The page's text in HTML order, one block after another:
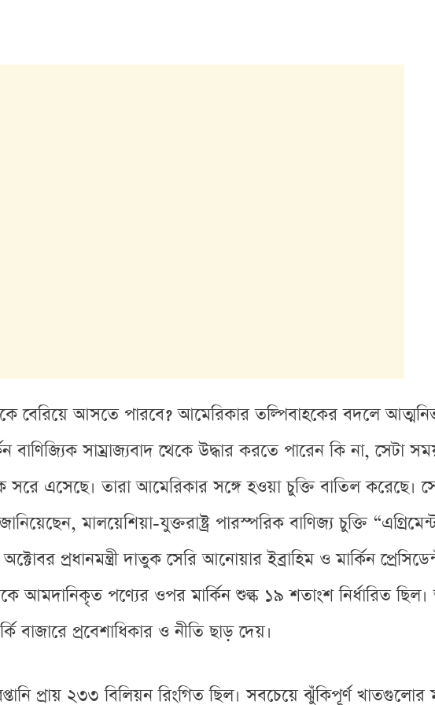
বেরিয়ে আসতে পারবে? আমেরিকার তল্পিবাহকের বদলে
বাণিজ্যিক সাম্রাজ্যবাদ থেকে উদ্ধার করতে পারেন কি না, সেটা
সরে এসেছে। তারা আমেরিকার সঙ্গে হওয়া চুক্তি বাতিল করেছে।
মালয়েশিয়া-যুক্তরাষ্ট্র পারস্পরিক বাণিজ্য চুক্তি
প্রধানমন্ত্রী দাতুক সেরি আনোয়ার ইব্রাহিম ও মার্কিন
আমদানিকৃত পণ্যের ওপর মার্কিন শুল্ক ১৯ শতাংশ নির্ধারিত
বাজারে প্রবেশাধিকার ও নীতি ছাড় দেয়।
প্রায় ২৩৩ বিলিয়ন রিংগিত ছিল। সবচেয়ে ঝুঁকিপূর্ণ